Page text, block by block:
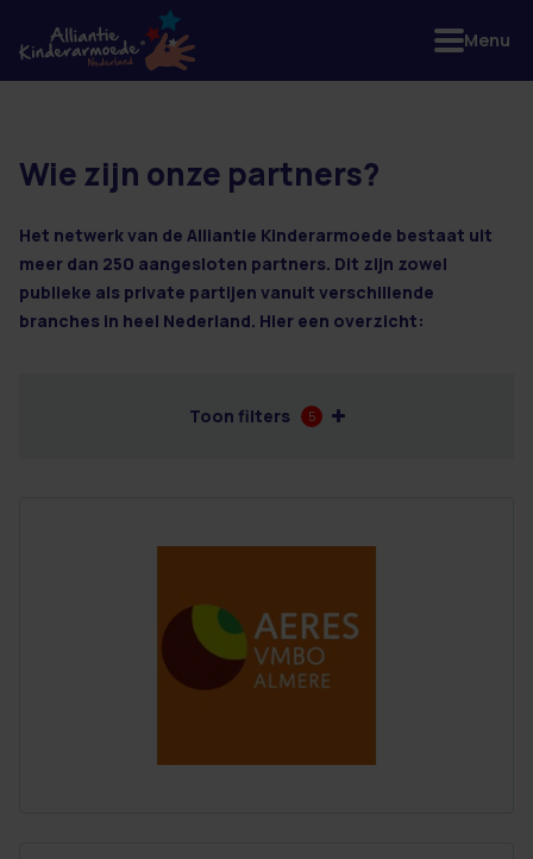
19 resultaten
Wie zijn onze partners?
Het netwerk van de Alliantie Kinderarmoede bestaat uit
meer dan 250 aangesloten partners. Dit zijn zowel
publieke als private partijen vanuit verschillende
branches in heel Nederland. Hier een overzicht:
Toon filters 5
Menu